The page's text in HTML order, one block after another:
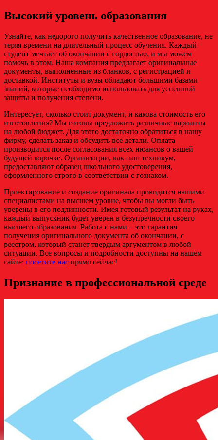
Высокий уровень образования
Узнайте, как недорого получить качественное образование, не
теряя времени на длительный процесс обучения. Каждый
студент мечтает об окончании с гордостью, и мы можем
помочь в этом. Наша компания предлагает оригинальные
документы, выполненные из бланков, с регистрацией и
доставкой. Институты и вузы обладают большими базами
знаний, которые необходимо использовать для успешной
защиты и получения степени.
Интересует, сколько стоит документ, и какова стоимость его
изготовления? Мы готовы предложить различные варианты
на любой бюджет. Для этого достаточно обратиться в нашу
фирму, сделать заказ и обсудить все детали. Оплата
производится после согласования всех нюансов о вашей
будущей корочке. Организации, как наш техникум,
предоставляют образец школьного удостоверения,
оформленного строго в соответствии с гознаком.
Проектирование и создание оригинала проводится нашими
специалистами на высшем уровне, чтобы вы могли быть
уверены в его подлинности. Имея готовый результат на руках,
каждый выпускник будет уверен в безупречности своего
высшего образования. Работа с нами – это гарантия
получения оригинального документа об окончании, с
реестром, который станет твердым аргументом в любой
ситуации. Все вопросы и подробности доступны на нашем
сайте: посетите нас прямо сейчас!
Признание в профессиональной среде